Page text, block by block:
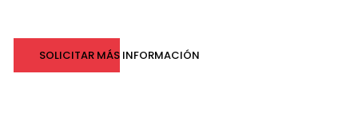
SOLICITAR MÁS INFORMACIÓN